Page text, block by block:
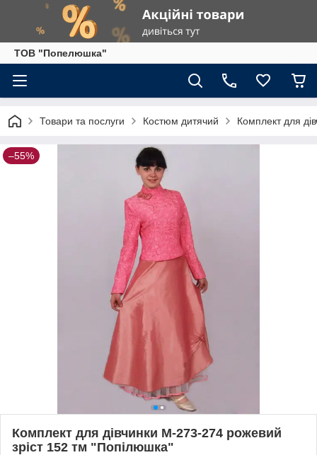
ТОВ "Попелюшка"
Товари та послуги Костюм дитячий Комплект для
–55%
Комплект для дівчинки М-273-274 рожевий
зріст 152 тм "Попілюшка"